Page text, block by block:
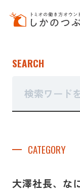
SEARCH
CATEGORY
大澤社長、な